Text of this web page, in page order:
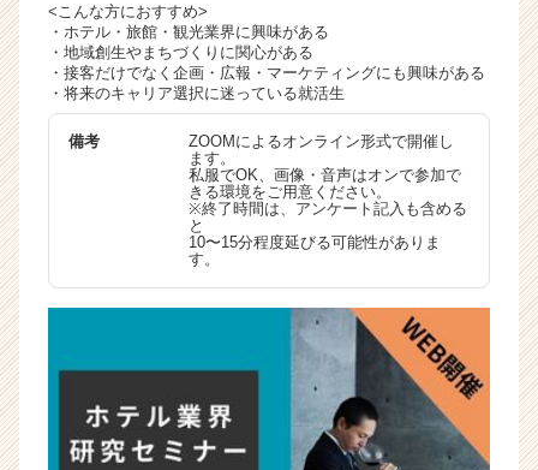
<こんな方におすすめ>
・ホテル・旅館・観光業界に興味がある
・地域創生やまちづくりに関心がある
・接客だけでなく企画・広報・マーケティングにも興味がある
・将来のキャリア選択に迷っている就活生
備考
ZOOMによるオンライン形式で開催し
ます。
私服でOK、画像・音声はオンで参加で
きる環境をご用意ください。
※終了時間は、アンケート記入も含める
と
10〜15分程度延びる可能性がありま
す。